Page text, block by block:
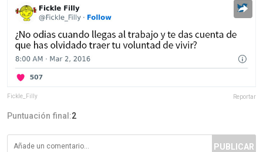
Fickle_Filly Reportar
Puntuación final:2
PUBLICAR